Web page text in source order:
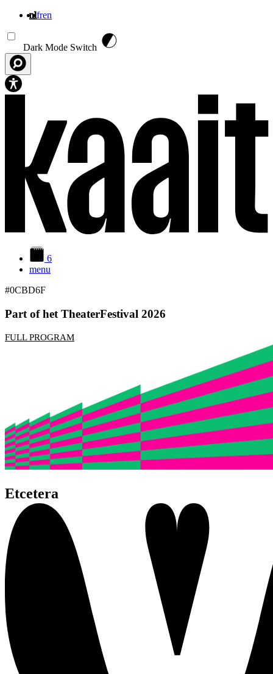
nlfren
Dark Mode Switch
6
menu
#0CBD6F
Part of het TheaterFestival 2026
FULL PROGRAM
Etcetera